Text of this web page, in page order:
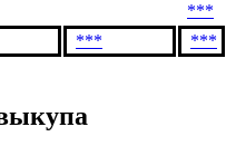
***
***
***